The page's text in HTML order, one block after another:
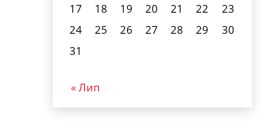
17
18 19 20 21 22
23
24
25 26 27 28 29
30
31
« Лип